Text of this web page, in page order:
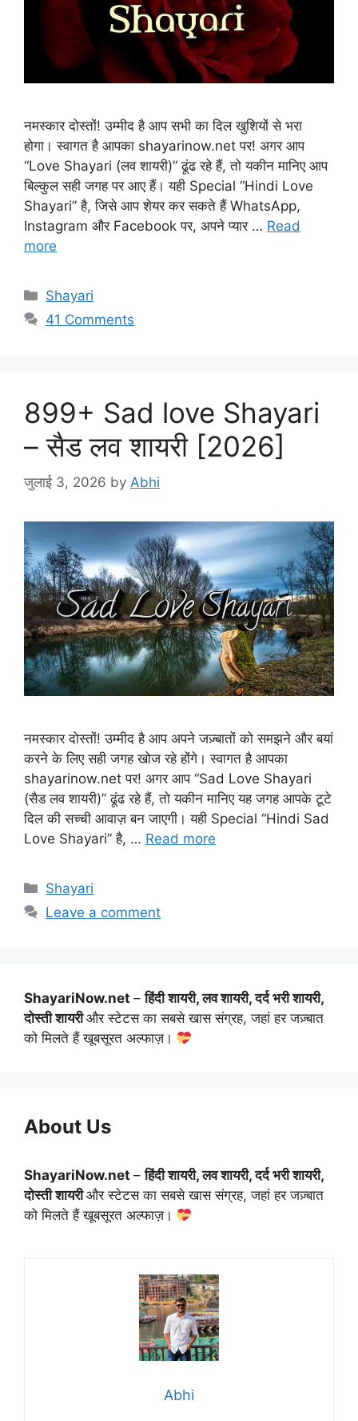
नमस्कार दोस्तों! उम्मीद है आप सभी का दिल खुशियों से भरा
होगा। स्वागत है आपका shayarinow.net पर! अगर आप
“Love Shayari (लव शायरी)” ढूंढ रहे हैं, तो यकीन मानिए आप
बिल्कुल सही जगह पर आए हैं। यही Special “Hindi Love
Shayari” है, जिसे आप शेयर कर सकते हैं WhatsApp,
Instagram और Facebook पर, अपने प्यार … Read
more
Categories
Shayari
41 Comments
899+ Sad love Shayari
– सैड लव शायरी [2026]
जुलाई 3, 2026 by Abhi
नमस्कार दोस्तों! उम्मीद है आप अपने जज़्बातों को समझने और बयां
करने के लिए सही जगह खोज रहे होंगे। स्वागत है आपका
shayarinow.net पर! अगर आप “Sad Love Shayari
(सैड लव शायरी)” ढूंढ रहे हैं, तो यकीन मानिए यह जगह आपके टूटे
दिल की सच्ची आवाज़ बन जाएगी। यही Special “Hindi Sad
Love Shayari” है, … Read more
Categories
Shayari
Leave a comment
ShayariNow.net –हिंदी शायरी, लव शायरी, दर्द भरी शायरी,
दोस्ती शायरीऔर स्टेटस का सबसे खास संग्रह, जहां हर जज़्बात
को मिलते हैं खूबसूरत अल्फाज़।
About Us
ShayariNow.net –हिंदी शायरी, लव शायरी, दर्द भरी शायरी,
दोस्ती शायरीऔर स्टेटस का सबसे खास संग्रह, जहां हर जज़्बात
को मिलते हैं खूबसूरत अल्फाज़।
Abhi